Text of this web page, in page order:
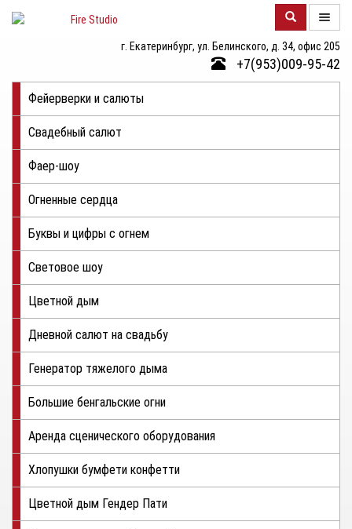
г. Екатеринбург, ул. Белинского, д. 34, офис 205
+7(953)009-95-42
КАТАЛОГ
ФОТОГАЛЕРЕЯ
КОНТАКТЫ
ЦЕНЫ
ОТЗЫВЫ
Фейерверки и салюты
Свадебный салют
Фаер-шоу
Огненные сердца
Буквы и цифры с огнем
Световое шоу
Цветной дым
Дневной салют на свадьбу
Генератор тяжелого дыма
Большие бенгальские огни
Аренда сценического оборудования
Хлопушки бумфети конфетти
Цветной дым Гендер Пати